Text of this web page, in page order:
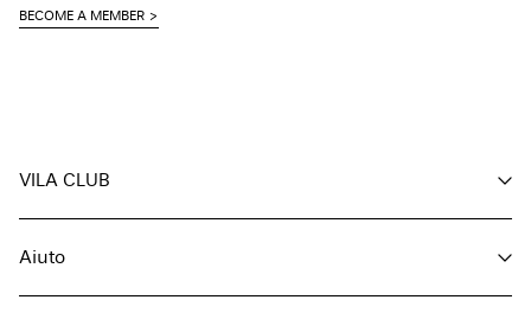
BECOME A MEMBER
VILA CLUB
Diventa membro
Il mio account
Aiuto